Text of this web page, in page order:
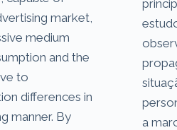
market,
medium
and the
to
differences in
manner. By
a